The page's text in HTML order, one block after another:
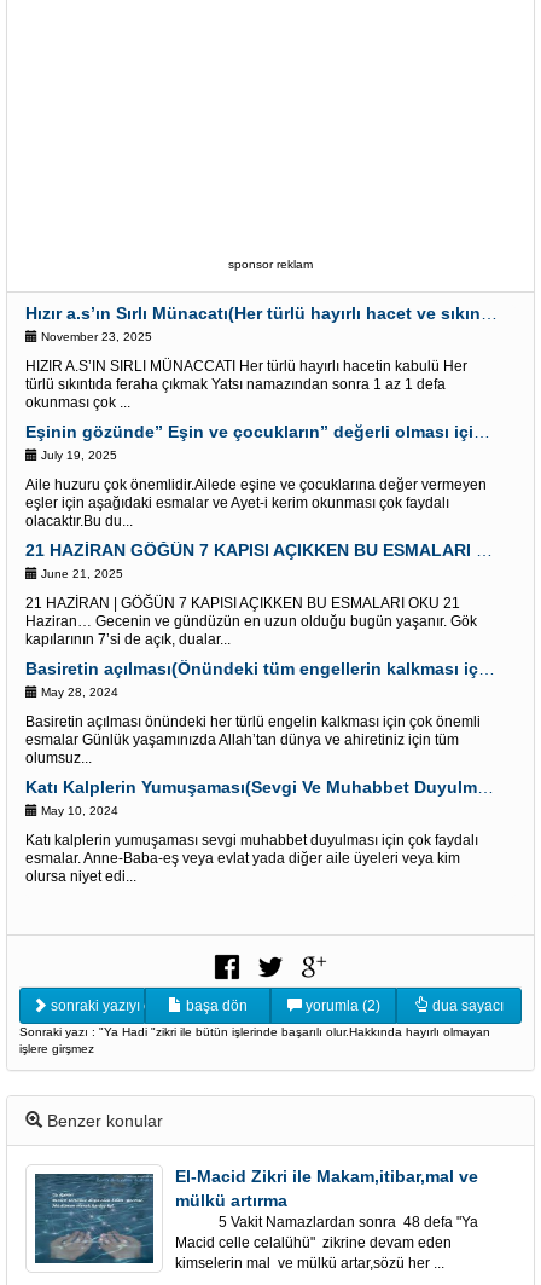
sponsor reklam
November 23, 2025
HIZIR A.S’IN SIRLI MÜNACCATI Her türlü hayırlı hacetin kabulü Her
türlü sıkıntıda feraha çıkmak Yatsı namazından sonra 1 az 1 defa
okunması çok ...
July 19, 2025
Aile huzuru çok önemlidir.Ailede eşine ve çocuklarına değer vermeyen
eşler için aşağıdaki esmalar ve Ayet-i kerim okunması çok faydalı
olacaktır.Bu du...
June 21, 2025
21 HAZİRAN | GÖĞÜN 7 KAPISI AÇIKKEN BU ESMALARI OKU 21
Haziran… Gecenin ve gündüzün en uzun olduğu bugün yaşanır. Gök
kapılarının 7’si de açık, dualar...
May 28, 2024
Basiretin açılması önündeki her türlü engelin kalkması için çok önemli
esmalar Günlük yaşamınızda Allah’tan dünya ve ahiretiniz için tüm
olumsuz...
May 10, 2024
Katı kalplerin yumuşaması sevgi muhabbet duyulması için çok faydalı
esmalar. Anne-Baba-eş veya evlat yada diğer aile üyeleri veya kim
olursa niyet edi...
sonraki yazıyı oku başa dön yorumla (2) dua sayacı
Sonraki yazı : "Ya Hadi "zikri ile bütün işlerinde başarılı olur.Hakkında hayırlı olmayan
işlere girşmez
Benzer konular
El-Macid Zikri ile Makam,itibar,mal ve
mülkü artırma
5 Vakit Namazlardan sonra 48 defa "Ya
Macid celle celalühü" zikrine devam eden
kimselerin mal ve mülkü artar,sözü her ...